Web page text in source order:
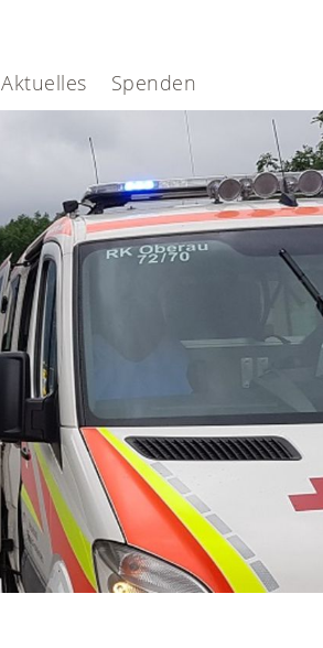
Aktuelles Spenden